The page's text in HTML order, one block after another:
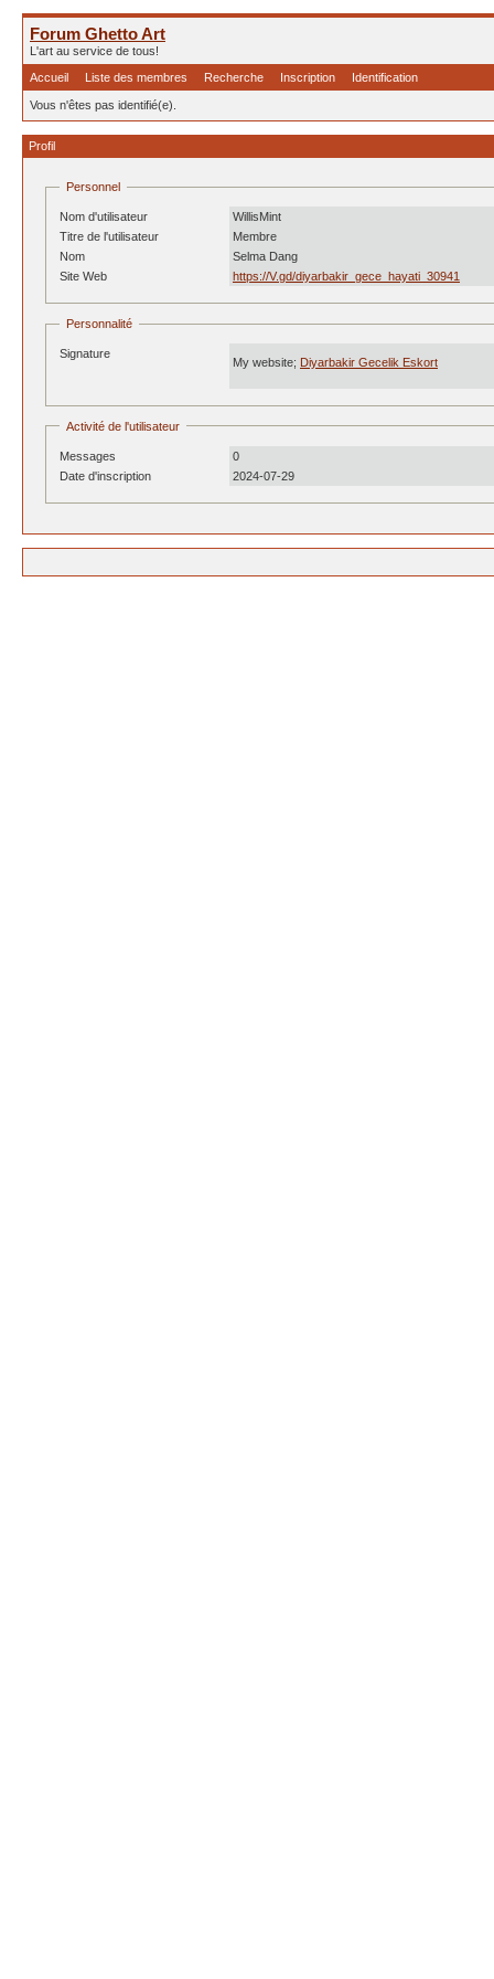
Forum Ghetto Art
L'art au service de tous!
Accueil
Liste des membres Recherche Inscription Identification
Vous n'êtes pas identifié(e).
Profil
Personnel
Nom d'utilisateur
WillisMint
Titre de l'utilisateur
Membre
Nom
Selma Dang
Site Web
https://V.gd/diyarbakir_gece_hayati_30941
Personnalité
Signature
My website; Diyarbakir Gecelik Eskort
Activité de l'utilisateur
Messages
0
Date d'inscription
2024-07-29